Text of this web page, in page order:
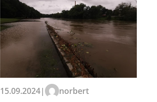
15.09.2024| norbert